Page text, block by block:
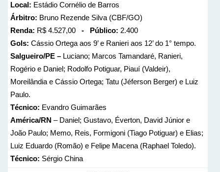
Local: Estádio Cornélio de Barros
Árbitro: Bruno Rezende Silva (CBF/GO)
Renda: R$ 4.527,00 - Público: 2.400
Gols: Cássio Ortega aos 9’ e Ranieri aos 12’ do 1° tempo.
Salgueiro/PE – Luciano; Marcos Tamandaré, Ranieri,
Rogério e Daniel; Rodolfo Potiguar, Piauí (Valdeir),
Moreilândia e Cássio Ortega; Tatu (Jéferson Berger) e Luiz
Paulo.
Técnico: Evandro Guimarães
América/RN – Daniel; Gustavo, Éverton, David Júnior e
João Paulo; Memo, Reis, Formigoni (Tiago Potiguar) e Elias;
Luiz Eduardo (Romão) e Felipe Macena (Raphael Toledo).
Técnico: Sérgio China